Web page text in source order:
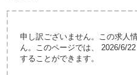
申し訳ございません。この求人
ん。このページでは、 2026/6/
することができます。